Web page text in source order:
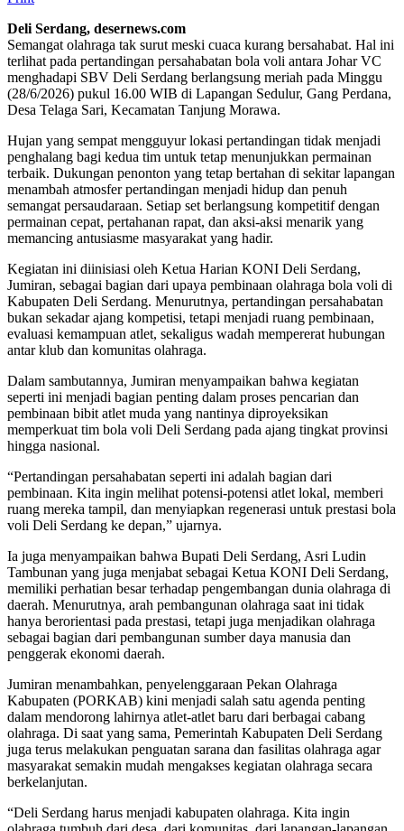
Deli Serdang, desernews.com
Semangat olahraga tak surut meski cuaca kurang bersahabat. Hal ini
terlihat pada pertandingan persahabatan bola voli antara Johar VC
menghadapi SBV Deli Serdang berlangsung meriah pada Minggu
(28/6/2026) pukul 16.00 WIB di Lapangan Sedulur, Gang Perdana,
Desa Telaga Sari, Kecamatan Tanjung Morawa.
Hujan yang sempat mengguyur lokasi pertandingan tidak menjadi
penghalang bagi kedua tim untuk tetap menunjukkan permainan
terbaik. Dukungan penonton yang tetap bertahan di sekitar lapangan
menambah atmosfer pertandingan menjadi hidup dan penuh
semangat persaudaraan. Setiap set berlangsung kompetitif dengan
permainan cepat, pertahanan rapat, dan aksi-aksi menarik yang
memancing antusiasme masyarakat yang hadir.
Kegiatan ini diinisiasi oleh Ketua Harian KONI Deli Serdang,
Jumiran, sebagai bagian dari upaya pembinaan olahraga bola voli di
Kabupaten Deli Serdang. Menurutnya, pertandingan persahabatan
bukan sekadar ajang kompetisi, tetapi menjadi ruang pembinaan,
evaluasi kemampuan atlet, sekaligus wadah mempererat hubungan
antar klub dan komunitas olahraga.
Dalam sambutannya, Jumiran menyampaikan bahwa kegiatan
seperti ini menjadi bagian penting dalam proses pencarian dan
pembinaan bibit atlet muda yang nantinya diproyeksikan
memperkuat tim bola voli Deli Serdang pada ajang tingkat provinsi
hingga nasional.
“Pertandingan persahabatan seperti ini adalah bagian dari
pembinaan. Kita ingin melihat potensi-potensi atlet lokal, memberi
ruang mereka tampil, dan menyiapkan regenerasi untuk prestasi bola
voli Deli Serdang ke depan,” ujarnya.
Ia juga menyampaikan bahwa Bupati Deli Serdang, Asri Ludin
Tambunan yang juga menjabat sebagai Ketua KONI Deli Serdang,
memiliki perhatian besar terhadap pengembangan dunia olahraga di
daerah. Menurutnya, arah pembangunan olahraga saat ini tidak
hanya berorientasi pada prestasi, tetapi juga menjadikan olahraga
sebagai bagian dari pembangunan sumber daya manusia dan
penggerak ekonomi daerah.
Jumiran menambahkan, penyelenggaraan Pekan Olahraga
Kabupaten (PORKAB) kini menjadi salah satu agenda penting
dalam mendorong lahirnya atlet-atlet baru dari berbagai cabang
olahraga. Di saat yang sama, Pemerintah Kabupaten Deli Serdang
juga terus melakukan penguatan sarana dan fasilitas olahraga agar
masyarakat semakin mudah mengakses kegiatan olahraga secara
berkelanjutan.
“Deli Serdang harus menjadi kabupaten olahraga. Kita ingin